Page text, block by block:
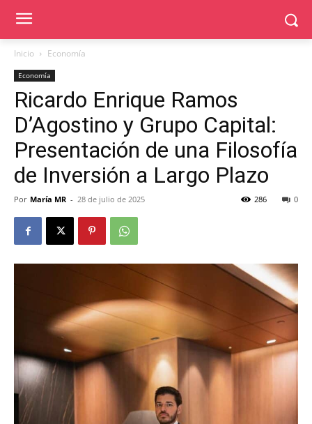
Inicio Economía
Economía
Ricardo Enrique Ramos
D’Agostino y Grupo Capital:
Presentación de una Filosofía
de Inversión a Largo Plazo
Por María MR - 28 de julio de 2025 0
286